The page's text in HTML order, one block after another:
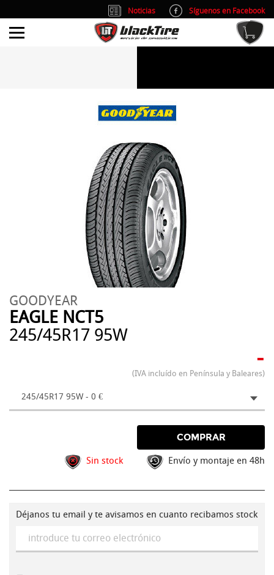
GOODYEAR
EAGLE NCT5
245/45R17 95W
-
(IVA incluído en Península y Baleares)
245/45R17 95W - 0 €
COMPRAR
Sin stock Envío y montaje en 48h
Déjanos tu email y te avisamos en cuanto recibamos stock
Noticias
Síguenos en Facebook
info@blacktire.es
Atención al cliente: L/V 9:00-14:00 y 15:00-19:00